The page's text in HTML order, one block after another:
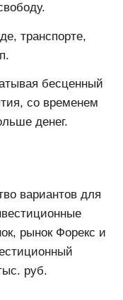
транспорте,
бесценный
со временем
денег.
вариантов для
рынок Форекс и
руб.